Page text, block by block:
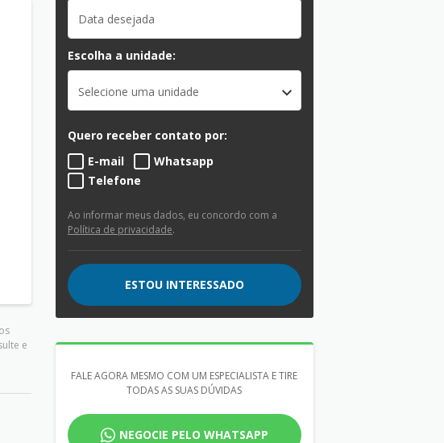
e
Escolha a unidade:
Selecione uma unidade
Quero receber contato por:
E-mail
Whatsapp
Telefone
Ao informar meus dados, eu concordo com a
Política de privacidade.
ESTOU INTERESSADO
FALE AGORA MESMO COM UM ESPECIALISTA E TIRE
TODAS AS SUAS DÚVIDAS
NEGOCIE PELO WHATSAPP